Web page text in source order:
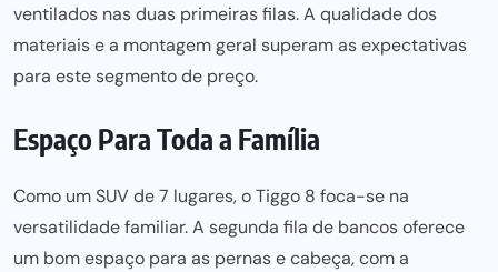
ventilados nas duas primeiras filas. A qualidade dos
materiais e a montagem geral superam as expectativas
para este segmento de preço.
Espaço Para Toda a Família
Como um SUV de 7 lugares, o Tiggo 8 foca-se na
versatilidade familiar. A segunda fila de bancos oferece
um bom espaço para as pernas e cabeça, com a